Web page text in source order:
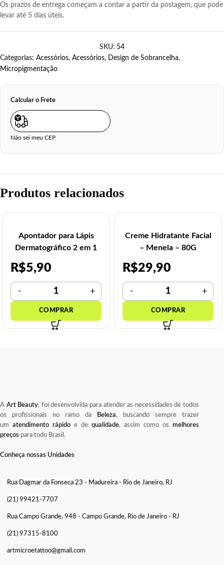
Os prazos de entrega começam a contar a partir da postagem, que pode
levar até 5 dias úteis.
SKU: 54
Categorias: Acessórios, Acessórios, Design de Sobrancelha,
Micropigmentação
Calcular o Frete
Não sei meu CEP
Produtos relacionados
Apontador para Lápis
Dermatográfico 2 em 1
R$5,90
Creme Hidratante Facial
– Menela – 80G
R$29,90
A Art Beauty, foi desenvolvida para atender as necessidades de todos
os profissionais no ramo da
Beleza, buscando sempre trazer
um atendimento rápido e de qualidade, assim como os melhores
preços para todo Brasil.
Conheça nossas Unidades
Rua Dagmar da Fonseca 23 - Madureira - Rio de Janeiro, RJ
(21) 99421-7707
Rua Campo Grande, 948 - Campo Grande, Rio de Janeiro - RJ
(21) 97315-8100
artmicroetattoo@gmail.com